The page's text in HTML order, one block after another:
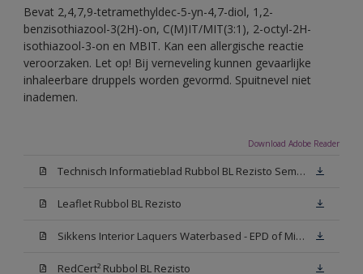
Bevat 2,4,7,9-tetramethyldec-5-yn-4,7-diol, 1,2-
benzisothiazool-3(2H)-on, C(M)IT/MIT(3:1), 2-octyl-2H-
isothiazool-3-on en MBIT. Kan een allergische reactie
veroorzaken. Let op! Bij verneveling kunnen gevaarlijke
inhaleerbare druppels worden gevormd. Spuitnevel niet
inademen.
Download Adobe Reader
Technisch Informatieblad Rubbol BL Rezisto Semi-Gloss (New Livery) (PDF)
Leaflet Rubbol BL Rezisto
Sikkens Interior Laquers Waterbased - EPD of Milieuproductverklaring
RedCert² Rubbol BL Rezisto